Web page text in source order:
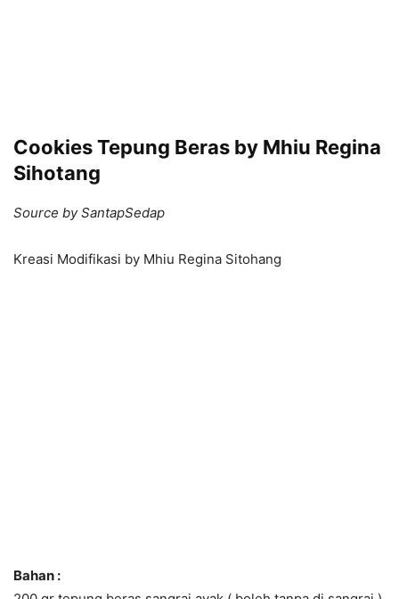
Cookies Tepung Beras by Mhiu Regina
Sihotang
Source by SantapSedap
Kreasi Modifikasi by Mhiu Regina Sitohang
Bahan :